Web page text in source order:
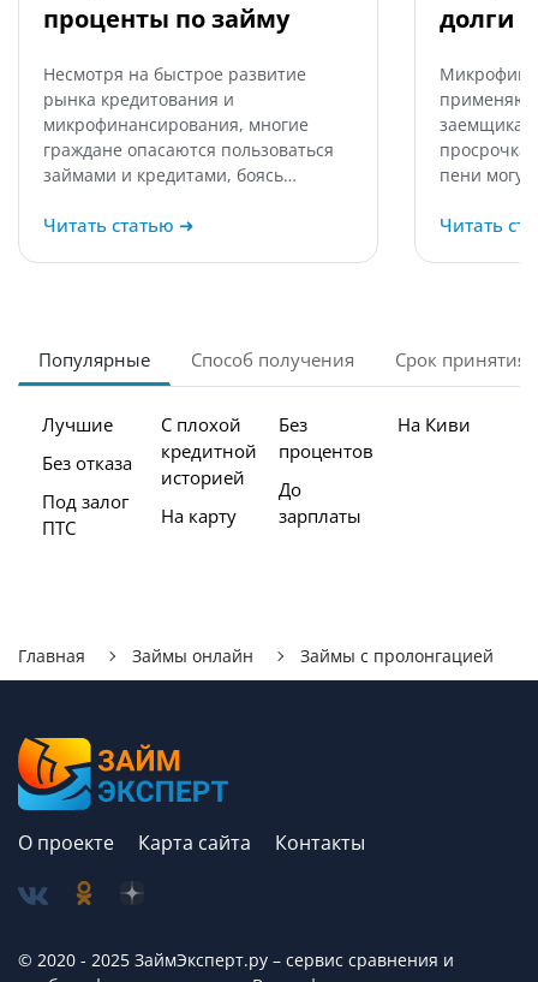
проценты по займу
Несмотря на быстрое развитие
рынка кредитования и
микрофинансирования, многие
граждане опасаются пользоваться
займами и кредитами, боясь…
Читать статью ➜
долги
применяют
пени
Читать
Популярные Способ получения Срок принятия
Лучшие
Без отказа
Под залог
ПТС
С плохой
кредитной
историей
На карту
Без
процентов
До
зарплаты
На Киви
Главная Займы онлайн Займы с пролонгацией
О проекте Карта сайта Контакты
© 2020 - 2025 ЗаймЭксперт.ру – сервис cравнения и